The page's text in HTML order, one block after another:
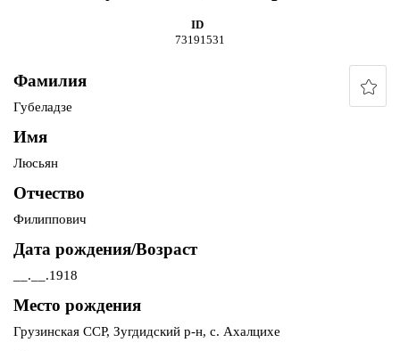
ID
73191531
Фамилия
Губеладзе
Имя
Люсьян
Отчество
Филиппович
Дата рождения/Возраст
__.__.1918
Место рождения
Грузинская ССР, Зугдидский р-н, с. Ахалцихе